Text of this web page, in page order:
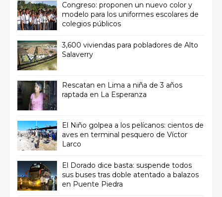
Congreso: proponen un nuevo color y
modelo para los uniformes escolares de
colegios públicos
3,600 viviendas para pobladores de Alto
Salaverry
Rescatan en Lima a niña de 3 años
raptada en La Esperanza
El Niño golpea a los pelícanos: cientos de
aves en terminal pesquero de Víctor
Larco
El Dorado dice basta: suspende todos
sus buses tras doble atentado a balazos
en Puente Piedra